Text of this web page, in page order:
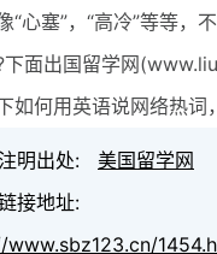
行前准备
“心塞”，“高冷”等等，
下面出国留学网
如何用英语说网络热词
明出处:
美国留学网
接地址: